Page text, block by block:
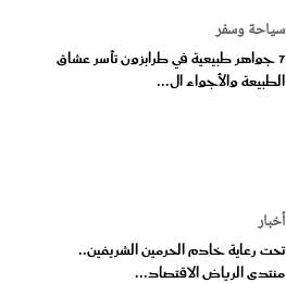
سياحة وسفر
7 جواهر طبيعية في طرابزون تأسر عشاق
الطبيعة والأجواء ال...
أخبار
تحت رعاية خادم الحرمين الشريفين..
منتدى الرياض الاقتصاد...